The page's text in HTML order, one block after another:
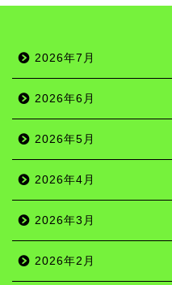
2026年7月
2026年6月
2026年5月
2026年4月
2026年3月
2026年2月